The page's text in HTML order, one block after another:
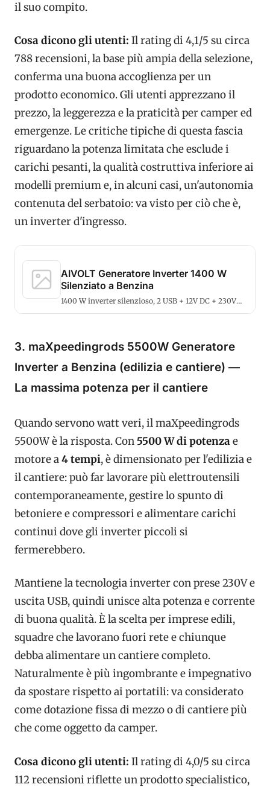
il suo compito.
Cosa dicono gli utenti: Il rating di 4,1/5 su circa
788 recensioni, la base più ampia della selezione,
conferma una buona accoglienza per un
prodotto economico. Gli utenti apprezzano il
prezzo, la leggerezza e la praticità per camper ed
emergenze. Le critiche tipiche di questa fascia
riguardano la potenza limitata che esclude i
carichi pesanti, la qualità costruttiva inferiore ai
modelli premium e, in alcuni casi, un'autonomia
contenuta del serbatoio: va visto per ciò che è,
un inverter d'ingresso.
AIVOLT Generatore Inverter 1400 W
Silenziato a Benzina
1400 W inverter silenzioso, 2 USB + 12V DC + 230V
3. maXpeedingrods 5500W Generatore
Inverter a Benzina (edilizia e cantiere) —
La massima potenza per il cantiere
Quando servono watt veri, il maXpeedingrods
5500W è la risposta. Con 5500 W di potenzae
motore a4 tempi, è dimensionato per l'edilizia e
il cantiere: può far lavorare più elettroutensili
contemporaneamente, gestire lo spunto di
betoniere e compressori e alimentare carichi
continui dove gli inverter piccoli si
fermerebbero.
Mantiene la tecnologia inverter con prese 230V e
uscita USB, quindi unisce alta potenza e corrente
di buona qualità. È la scelta per imprese edili,
squadre che lavorano fuori rete e chiunque
debba alimentare un cantiere completo.
Naturalmente è più ingombrante e impegnativo
da spostare rispetto ai portatili: va considerato
come dotazione fissa di mezzo o di cantiere più
che come oggetto da camper.
Cosa dicono gli utenti: Il rating di 4,0/5 su circa
112 recensioni riflette un prodotto specialistico,